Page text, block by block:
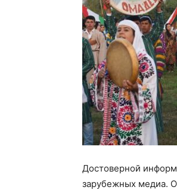
Достоверной
зарубежных медиа.